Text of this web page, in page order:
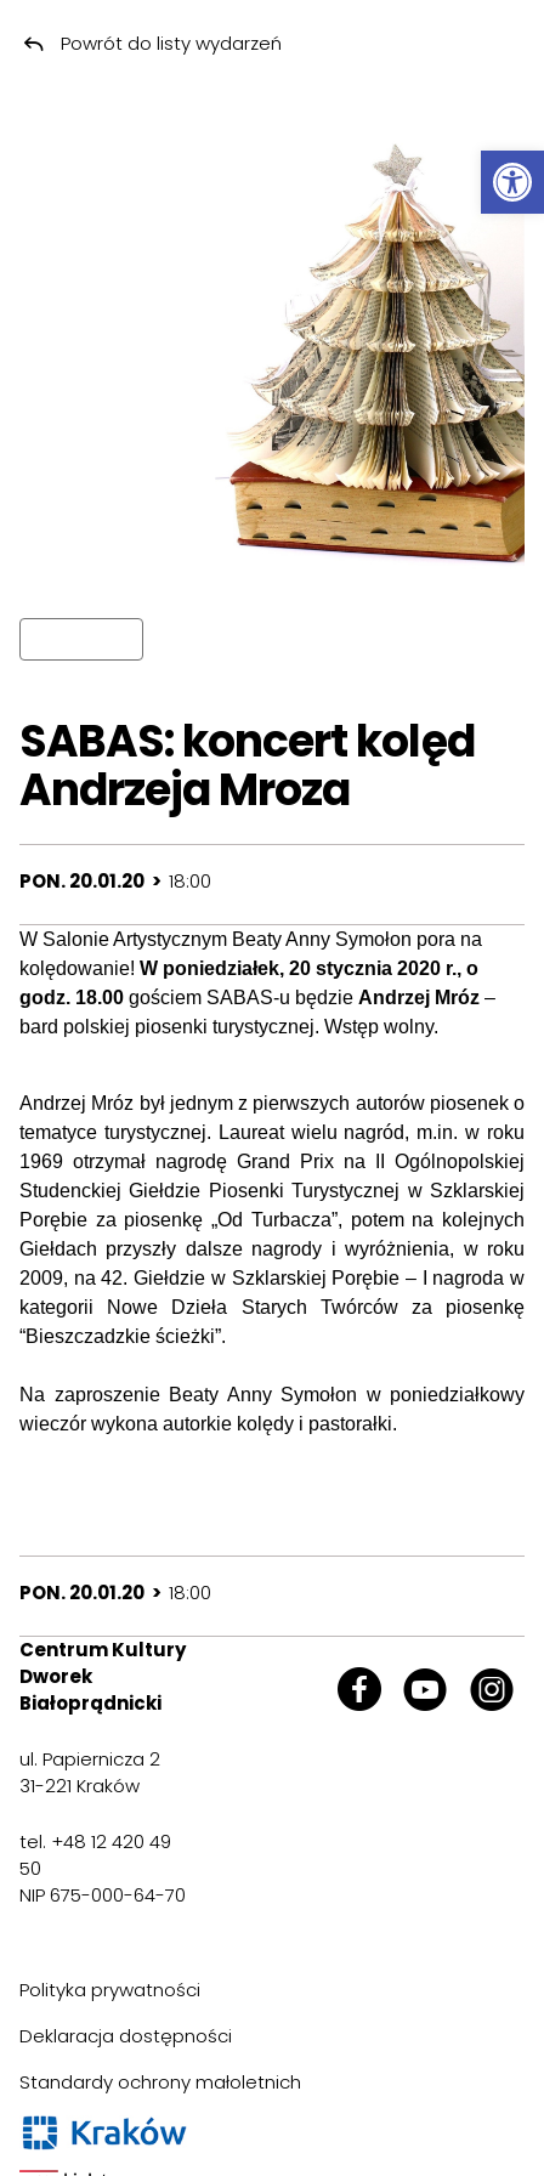
SABAS: koncert kolęd
Andrzeja Mroza
PON. 20.01.20 > 18:00
Powrót do listy wydarzeń
W Salonie Artystycznym Beaty Anny Symołon pora na
kolędowanie! W poniedziałek, 20 stycznia 2020 r., o
godz. 18.00 gościem SABAS-u będzie Andrzej Mróz –
bard polskiej piosenki turystycznej. Wstęp wolny.
Andrzej Mróz był jednym z pierwszych autorów piosenek o
tematyce turystycznej. Laureat wielu nagród, m.in. w roku
1969 otrzymał nagrodę Grand Prix na II Ogólnopolskiej
Studenckiej Giełdzie Piosenki Turystycznej w Szklarskiej
Porębie za piosenkę „Od Turbacza”, potem na kolejnych
Giełdach przyszły dalsze nagrody i wyróżnienia, w roku
2009, na 42. Giełdzie w Szklarskiej Porębie – I nagroda w
kategorii Nowe Dzieła Starych Twórców za piosenkę
“Bieszczadzkie ścieżki”.
Na zaproszenie Beaty Anny Symołon w poniedziałkowy
wieczór wykona autorkie kolędy i pastorałki.
PON. 20.01.20 > 18:00
Centrum Kultury
Dworek
Białoprądnicki
ul. Papiernicza 2
31-221 Kraków
tel. +48 12 420 49
50
NIP 675-000-64-70
Polityka prywatności
Deklaracja dostępności
Standardy ochrony małoletnich